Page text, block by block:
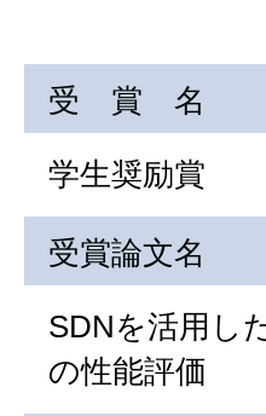
受 賞 名
学生奨励賞
受賞論文名
SDNを活用し
の性能評価